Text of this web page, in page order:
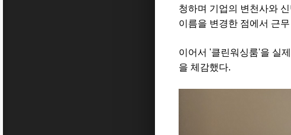
청하며 기업의 변천사와
이름을 변경한 점에서 근
이어서 '클린워싱룸'을 실
을 체감했다.